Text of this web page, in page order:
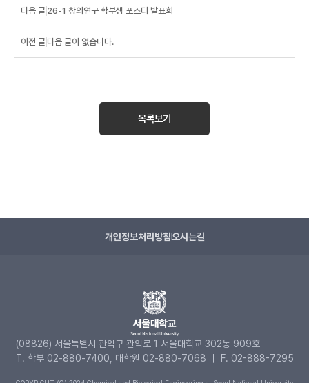
26-1 창의연구 학부생 포스터 발표회
다음 글이 없습니다.
목록보기
개인정보처리방침오시는길
(08826) 서울특별시 관악구 관악로 1 서울대학교 302동 909호
T. 학부 02-880-7400, 대학원 02-880-7068 ｜ F. 02-888-7295